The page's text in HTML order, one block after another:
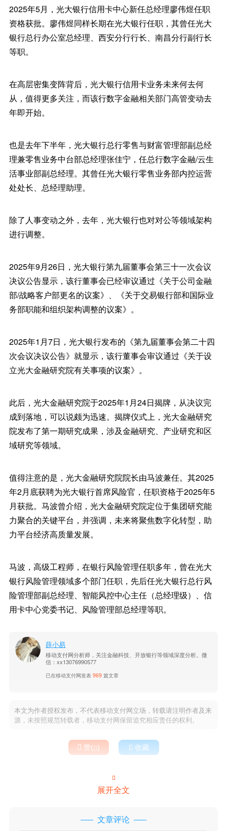
2025年5月，光大银行信用卡中心新任总经理廖伟煜任职
资格获批。廖伟煜同样长期在光大银行任职，其曾任光大
银行总行办公室总经理、西安分行行长、南昌分行副行长
等职。
在高层密集变阵背后，光大银行信用卡业务未来何去何
从，值得更多关注，而该行数字金融相关部门高管变动去
年即开始。
也是去年下半年，光大银行总行零售与财富管理部副总经
理兼零售业务中台部总经理张佳宁，任总行数字金融/云生
活事业部副总经理。其曾任光大银行零售业务部内控运营
处处长、总经理助理。
除了人事变动之外，去年，光大银行也对对公等领域架构
进行调整。
2025年9月26日，光大银行第九届董事会第三十一次会议
决议公告显示，该行董事会已经审议通过《关于公司金融
部/战略客户部更名的议案》、《关于交易银行部和国际业
务部职能和组织架构调整的议案》。
2025年1月7日，光大银行发布的《第九届董事会第二十四
次会议决议公告》就显示，该行董事会审议通过《关于设
立光大金融研究院有关事项的议案》。
此后，光大金融研究院于2025年1月24日揭牌，从决议完
成到落地，可以说颇为迅速。揭牌仪式上，光大金融研究
院发布了第一期研究成果，涉及金融研究、产业研究和区
域研究等领域。
值得注意的是，光大金融研究院院长由马波兼任。其2025
年2月底获聘为光大银行首席风险官，任职资格于2025年5
月获批。马波曾介绍，光大金融研究院定位于集团研究能
力聚合的关键平台，并强调，未来将聚焦数字化转型，助
力平台经济高质量发展。
马波，高级工程师，在银行风险管理任职多年，曾在光大
银行风险管理领域多个部门任职，先后任光大银行总行风
险管理部副总经理、智能风控中心主任（总经理级）、信
用卡中心党委书记、风险管理部总经理等职。
薛小易
移动支付网分析师，关注金融科技、开放银行等领域深度分析。微
信：xx13076990577
已在移动支付网发表969 篇文章
本文为作者授权发布，不代表移动支付网立场，转载请注明作者及来
源，未按照规范转载者，移动支付网保留追究相应责任的权利。
 赞()  收藏

展开全文
文章评论